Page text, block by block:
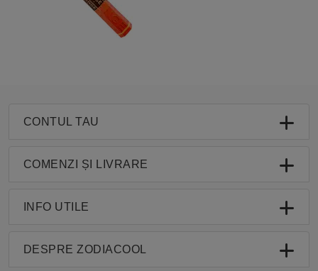
CONTUL TAU
COMENZI ȘI LIVRARE
INFO UTILE
DESPRE ZODIACOOL